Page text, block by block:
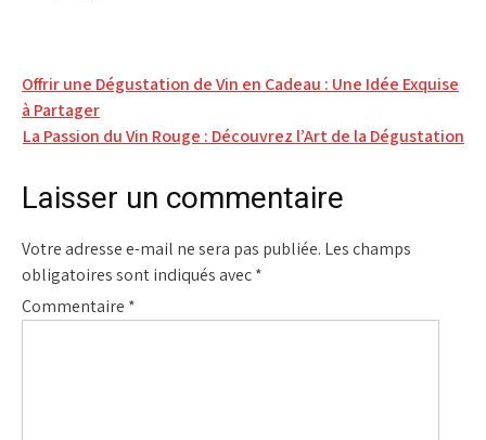
Navigation
de
l’article
Offrir une Dégustation de Vin en Cadeau : Une Idée Exquise
à Partager
La Passion du Vin Rouge : Découvrez l’Art de la Dégustation
Laisser un commentaire
Votre adresse e-mail ne sera pas publiée. Les champs
obligatoires sont indiqués avec*
Commentaire *